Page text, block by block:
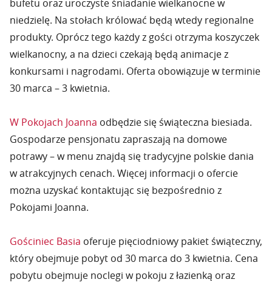
bufetu oraz uroczyste śniadanie wielkanocne w
niedzielę. Na stołach królować będą wtedy regionalne
produkty. Oprócz tego każdy z gości otrzyma koszyczek
wielkanocny, a na dzieci czekają będą animacje z
konkursami i nagrodami. Oferta obowiązuje w terminie
30 marca – 3 kwietnia.
W Pokojach Joanna odbędzie się świąteczna biesiada.
Gospodarze pensjonatu zapraszają na domowe
potrawy – w menu znajdą się tradycyjne polskie dania
w atrakcyjnych cenach. Więcej informacji o ofercie
można uzyskać kontaktując się bezpośrednio z
Pokojami Joanna.
Gościniec Basia oferuje pięciodniowy pakiet świąteczny,
który obejmuje pobyt od 30 marca do 3 kwietnia. Cena
pobytu obejmuje noclegi w pokoju z łazienką oraz